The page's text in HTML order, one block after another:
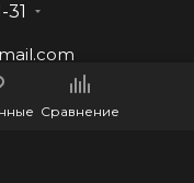
Сравнение